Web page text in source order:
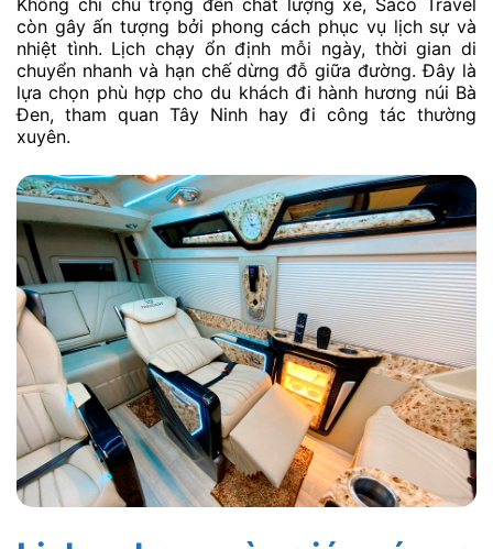
còn gây ấn tượng bởi phong cách phục vụ lịch sự và
nhiệt tình. Lịch chạy ổn định mỗi ngày, thời gian di
chuyển nhanh và hạn chế dừng đỗ giữa đường. Đây là
lựa chọn phù hợp cho du khách đi hành hương núi Bà
Đen, tham quan Tây Ninh hay đi công tác thường
xuyên.